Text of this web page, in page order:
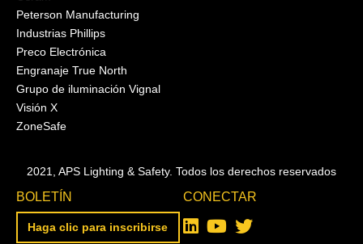
Peterson Manufacturing
Industrias Phillips
Preco Electrónica
Engranaje True North
Grupo de iluminación Vignal
Visión X
ZoneSafe
2021, APS Lighting & Safety. Todos los derechos reservados
BOLETÍN
Haga clic para inscribirse
CONECTAR